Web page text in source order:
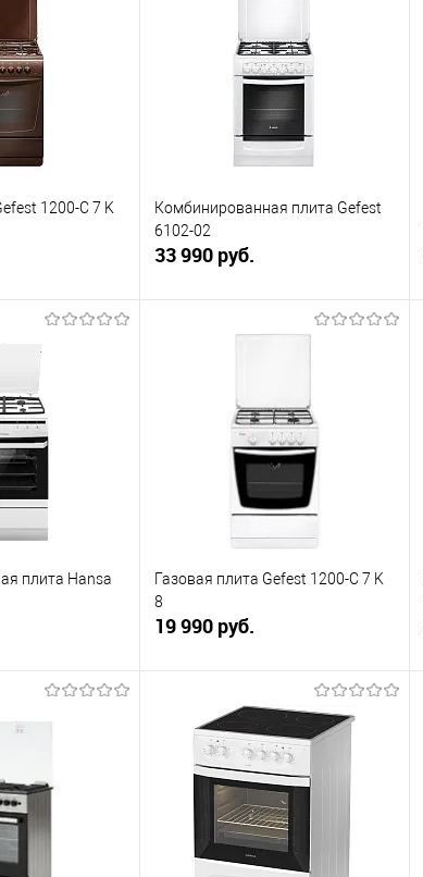
В наличии
В избранное
В наличии
1200-С 7 K
Под заказ
Комбинированная плита Gefest
6102-02
33 990 руб.
В корзину
В избранное
В наличии
плита Hansa
В наличии
Газовая плита Gefest 1200-С 7 K
8
19 990 руб.
В корзину
Купить в 1 клик
К сравнению
В избранное
В наличии